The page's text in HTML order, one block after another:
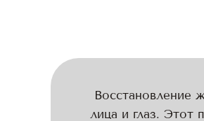
Восстановление
лица и глаз. Этот